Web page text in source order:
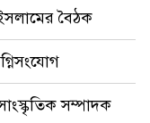
ইসলামের বৈঠক
সম্পাদক